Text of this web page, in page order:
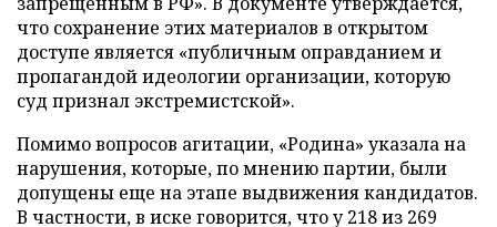
что сохранение этих материалов в открытом
доступе является «публичным оправданием и
пропагандой идеологии организации, которую
суд признал экстремистской».
Помимо вопросов агитации, «Родина» указала на
нарушения, которые, по мнению партии, были
допущены еще на этапе выдвижения кандидатов.
В частности, в иске говорится, что у 218 из 269